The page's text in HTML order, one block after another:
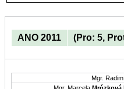
ANO 2011 (Pro: 5,
Mgr. Radim